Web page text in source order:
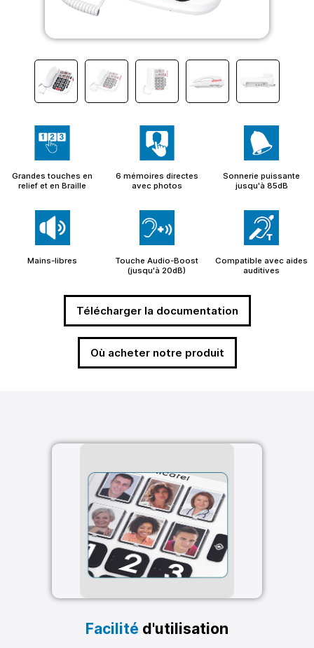
Grandes touches en
relief et en Braille
6 mémoires directes
avec photos
Sonnerie puissante
jusqu'à 85dB
Mains-libres
Touche Audio-Boost
(jusqu'à 20dB)
Compatible avec aides
auditives
Télécharger la documentation
Où acheter notre produit
Facilité d'utilisation